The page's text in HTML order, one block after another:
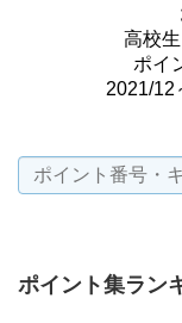
高校
ポイ
2021/12
ポイント集ラン